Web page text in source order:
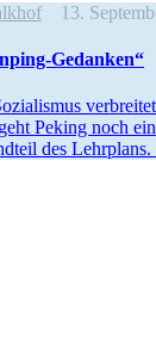
13.
Gedanken“
Peking noch
des